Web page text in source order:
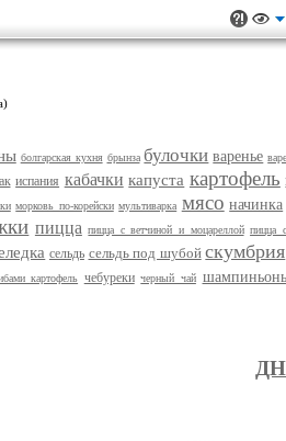
болгарская кухня брынза булочки варенье
испания кабачки капуста картофель
морковь по-корейски мультиварка мясо начинка
пицца пицца с ветчиной и моцареллой пицца
сельдь сельдь под шубой скумбрия
картофель чебуреки черный чай